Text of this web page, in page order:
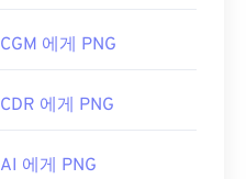
CGM 에게 PNG
CDR 에게 PNG
AI 에게 PNG